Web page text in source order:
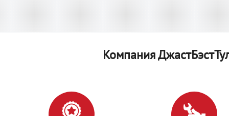
Компания